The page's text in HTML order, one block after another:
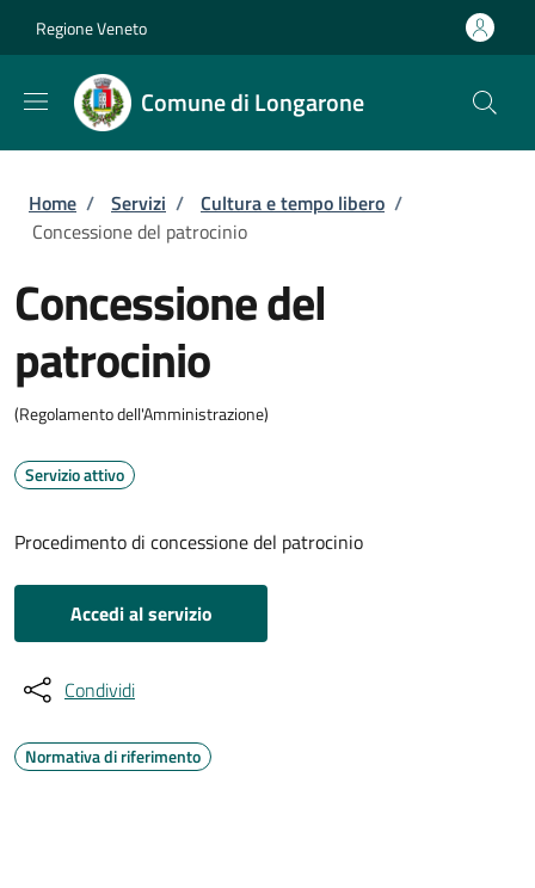
Regione Veneto
Comune di Longarone
Briciole di pane
Home / Servizi / Cultura e tempo libero /
Concessione del patrocinio
Concessione del
patrocinio
(Regolamento dell'Amministrazione)
Servizio attivo
Procedimento di concessione del patrocinio
Accedi al servizio
Condividi
Normativa di riferimento